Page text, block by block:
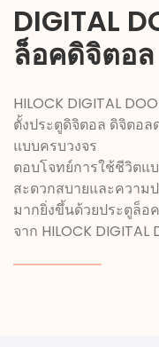
DIGITAL
ล็อคดิจิตอล
HILOCK DIGITAL
ตั้งประตูดิจิตอล ดิจิตอล
แบบครบวงจร
ตอบโจทย์การใช้ชีวิตแ
สะดวกสบายและความ
มากยิ่งขึ้นด้วยประตูล็อ
จาก HILOCK DIGITAL